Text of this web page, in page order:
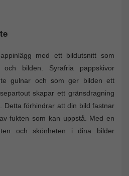
med ett bildutsnitt som
bilden. Syrafria pappskivor
gulnar och som ger bilden ett
skapar ett gränsdragning
Detta förhindrar att din bild fastnar
fukten som kan uppstå. Med en
och skönheten i dina bilder